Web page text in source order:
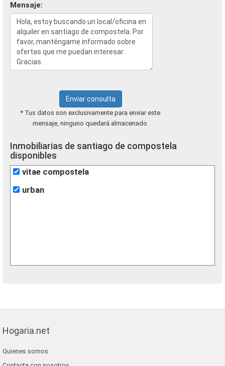
Mensaje:
Enviar consulta
* Tus datos son exclusivamente para enviar este
mensaje, ninguno quedará almacenado.
Inmobiliarias de santiago de compostela
disponibles
vitae compostela
urban
Hogaria.net
Quienes somos